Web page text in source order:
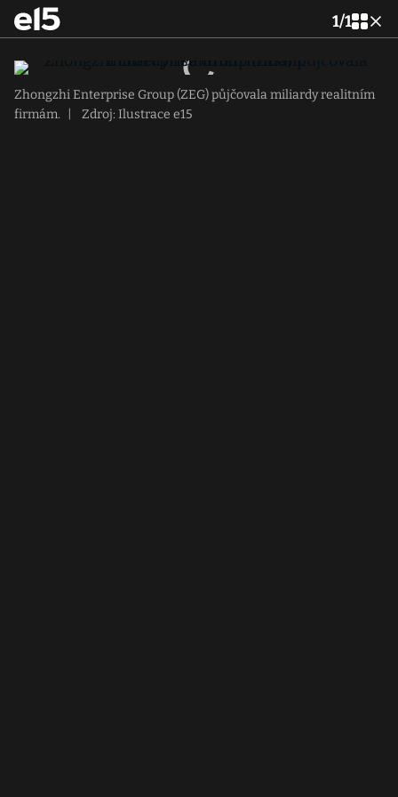
1/1
Zhongzhi Enterprise Group (ZEG) půjčovala miliardy realitním
firmám.
Zdroj: Ilustrace e15